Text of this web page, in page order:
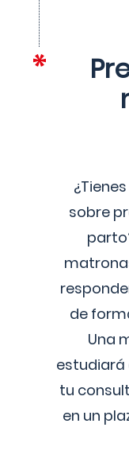
sobre
de
Una
estudiará
tu
en un